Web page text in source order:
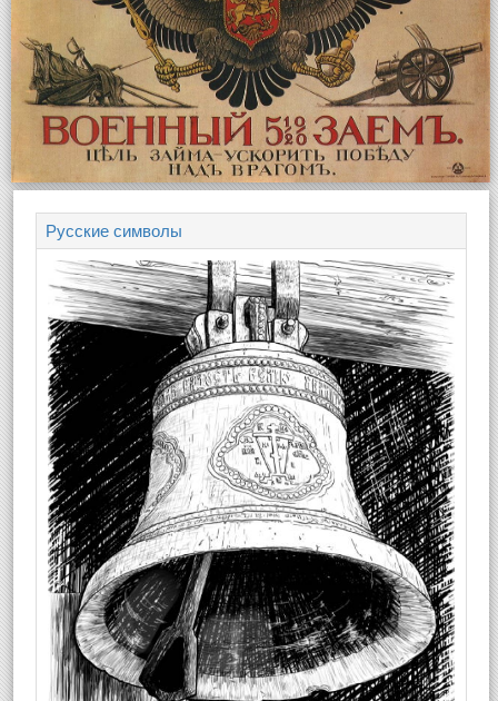
Русские символы